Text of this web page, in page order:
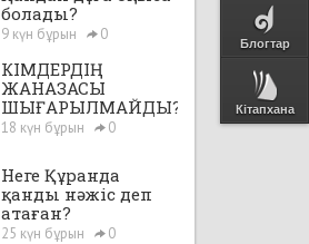
Блогтар
Кітапхана
болады?
9 күн бұрын 0
КІМДЕРДІҢ
ЖАНАЗАСЫ
ШЫҒАРЫЛМАЙДЫ?
18 күн бұрын 0
Неге Құранда
қанды нәжіс деп
атаған?
25 күн бұрын 0